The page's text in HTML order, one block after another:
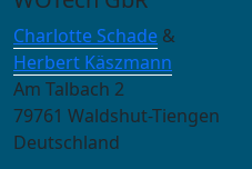
Charlotte Schade &
Herbert Käszmann
Am Talbach 2
79761 Waldshut-Tiengen
Deutschland